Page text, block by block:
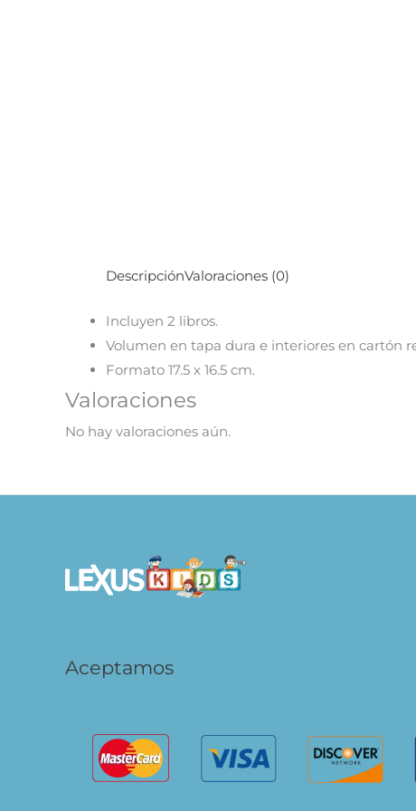
DescripciónValoraciones (0)
Incluyen 2 libros.
Volumen en tapa dura e interiores en cartón
Formato 17.5 x 16.5 cm.
Valoraciones
No hay valoraciones aún.
Aceptamos